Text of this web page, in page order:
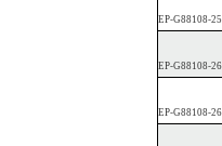
EP-G88108-
EP-G88108-
EP-G88108-2